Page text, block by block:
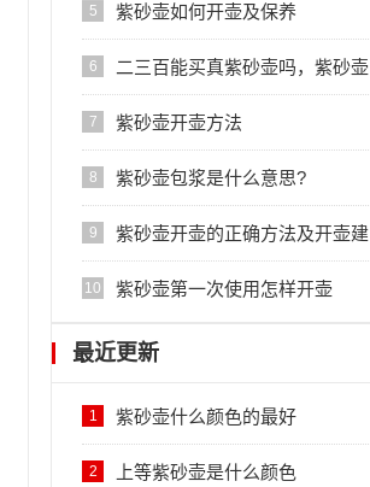
5 紫砂壶如何开壶及保养
6 二三百能买真紫砂壶吗，紫砂壶
大概多少钱一把是正品
7 紫砂壶开壶方法
8 紫砂壶包浆是什么意思?
9 紫砂壶开壶的正确方法及开壶建
议
10 紫砂壶第一次使用怎样开壶
最近更新
1 紫砂壶什么颜色的最好
2 上等紫砂壶是什么颜色